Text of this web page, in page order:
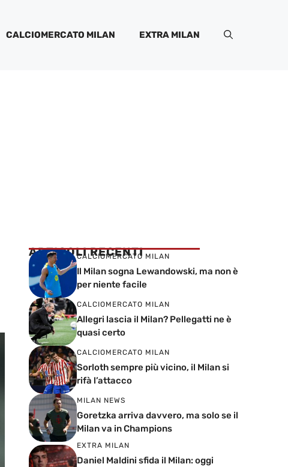
CALCIOMERCATO MILAN EXTRA MILAN
ARTICOLI RECENTI
CALCIOMERCATO MILAN
Il Milan sogna Lewandowski, ma non è
per niente facile
CALCIOMERCATO MILAN
Allegri lascia il Milan? Pellegatti ne è
quasi certo
CALCIOMERCATO MILAN
Sorloth sempre più vicino, il Milan si
rifà l’attacco
MILAN NEWS
Goretzka arriva davvero, ma solo se il
Milan va in Champions
EXTRA MILAN
Daniel Maldini sfida il Milan: oggi